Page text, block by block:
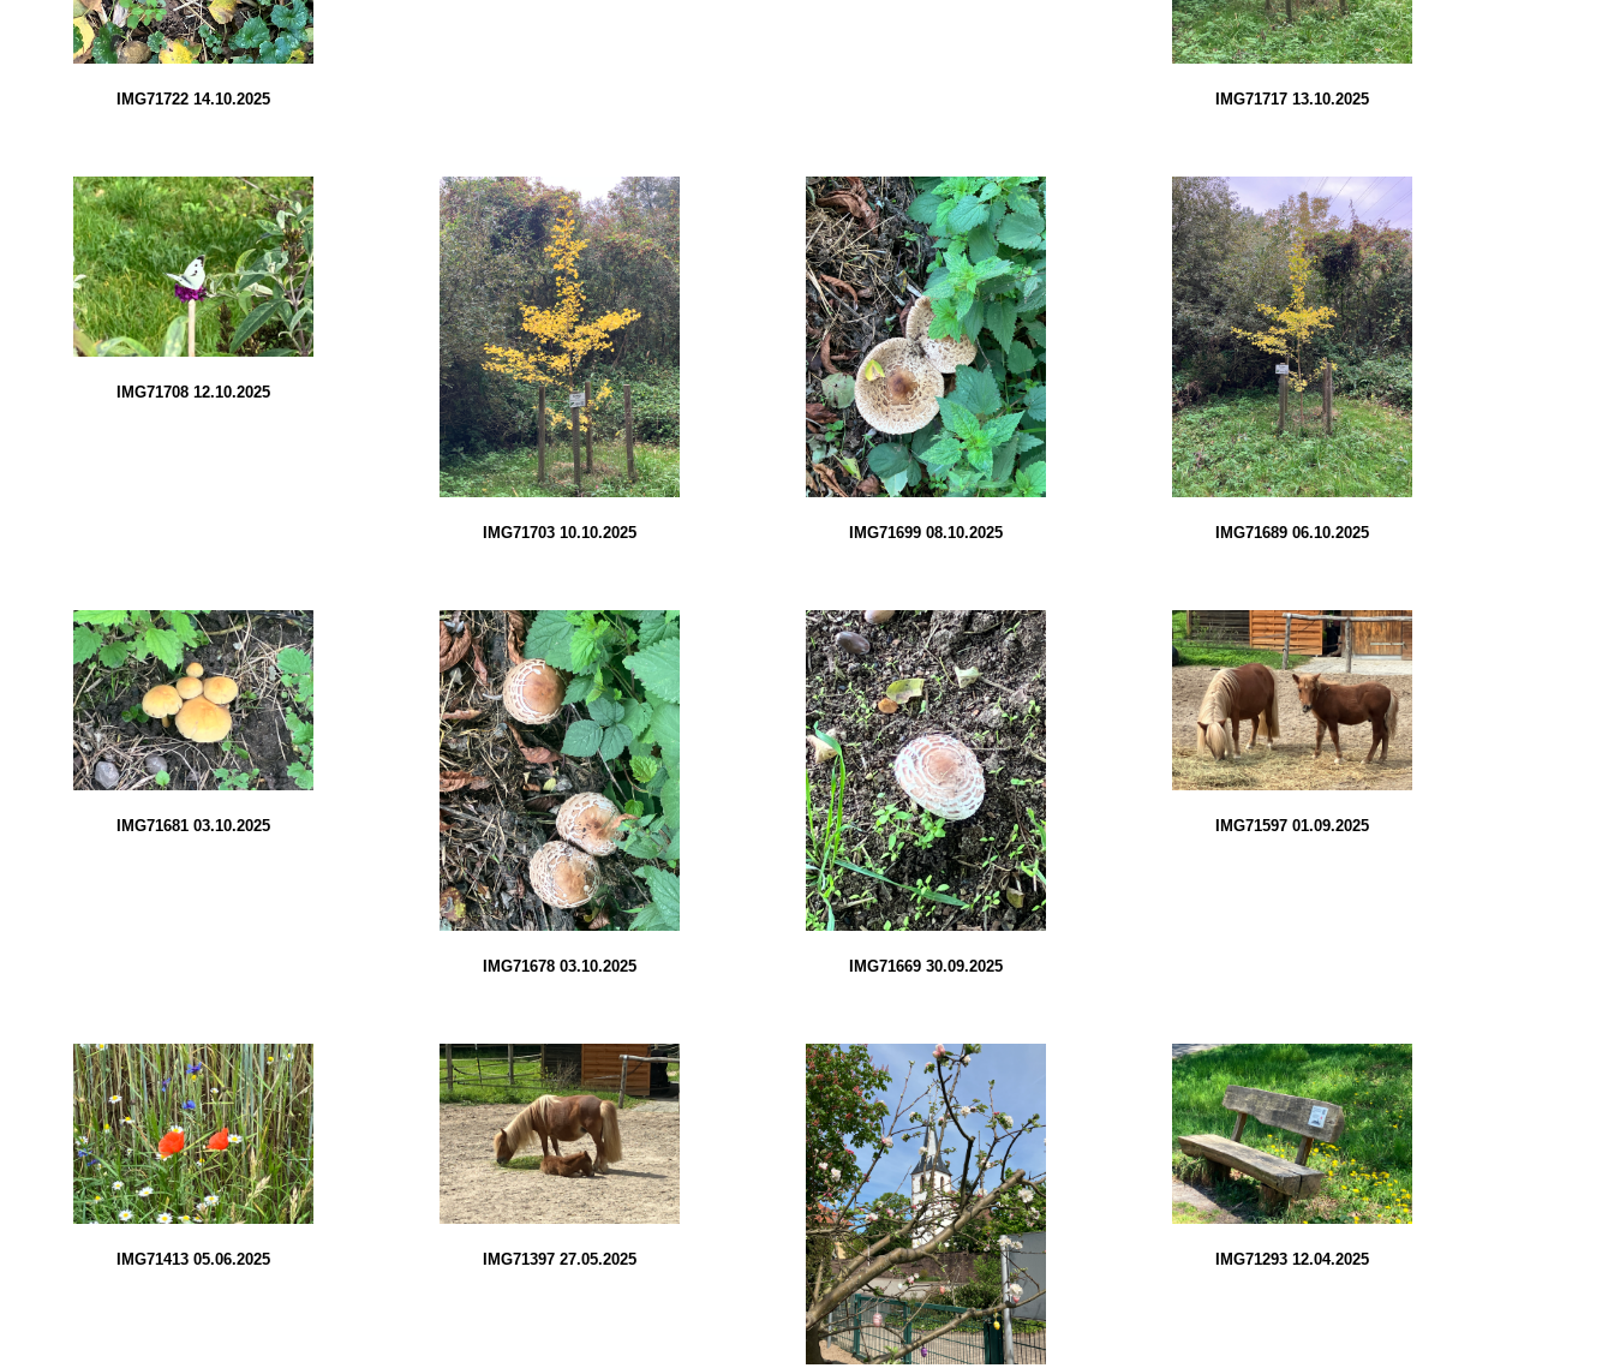
IMG71722 14.10.2025 IMG71717 13.10.2025
IMG71708 12.10.2025
IMG71703 10.10.2025 IMG71699 08.10.2025 IMG71689 06.10.2025
IMG71681 03.10.2025
IMG71678 03.10.2025 IMG71669 30.09.2025
IMG71597 01.09.2025
IMG71413 05.06.2025 IMG71397 27.05.2025 IMG71293 12.04.2025